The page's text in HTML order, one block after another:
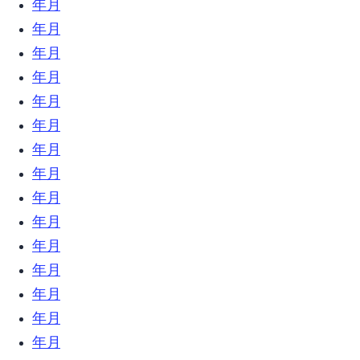
2018年12月 (18)
2018年11月 (17)
2018年10月 (16)
2018年9月 (17)
2018年8月 (13)
2018年7月 (32)
2018年6月 (23)
2018年5月 (26)
2018年4月 (10)
2018年3月 (18)
2018年2月 (31)
2018年1月 (27)
2017年12月 (9)
2017年11月 (6)
2017年10月 (27)